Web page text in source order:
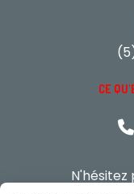
CE
